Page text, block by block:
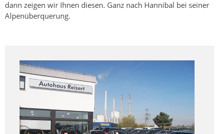
dann zeigen wir Ihnen diesen. Ganz nach Hannibal bei seiner
Alpenüberquerung.